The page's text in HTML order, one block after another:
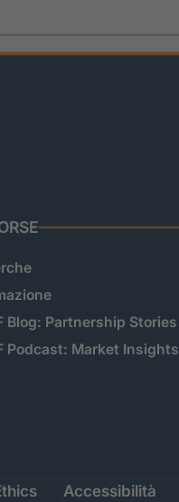
Blog: Partnership Stories
Podcast: Market Insights
Accessibilità